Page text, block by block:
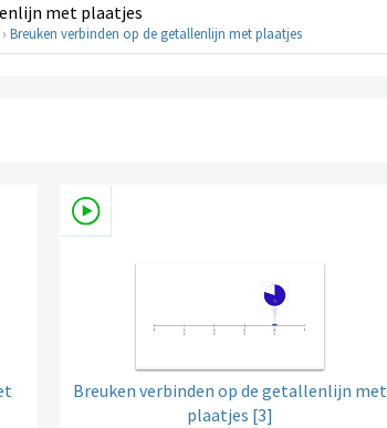
met plaatjes
› Breuken verbinden op de getallenlijn met plaatjes
Breuken verbinden op de getallenlijn met
plaatjes [3]